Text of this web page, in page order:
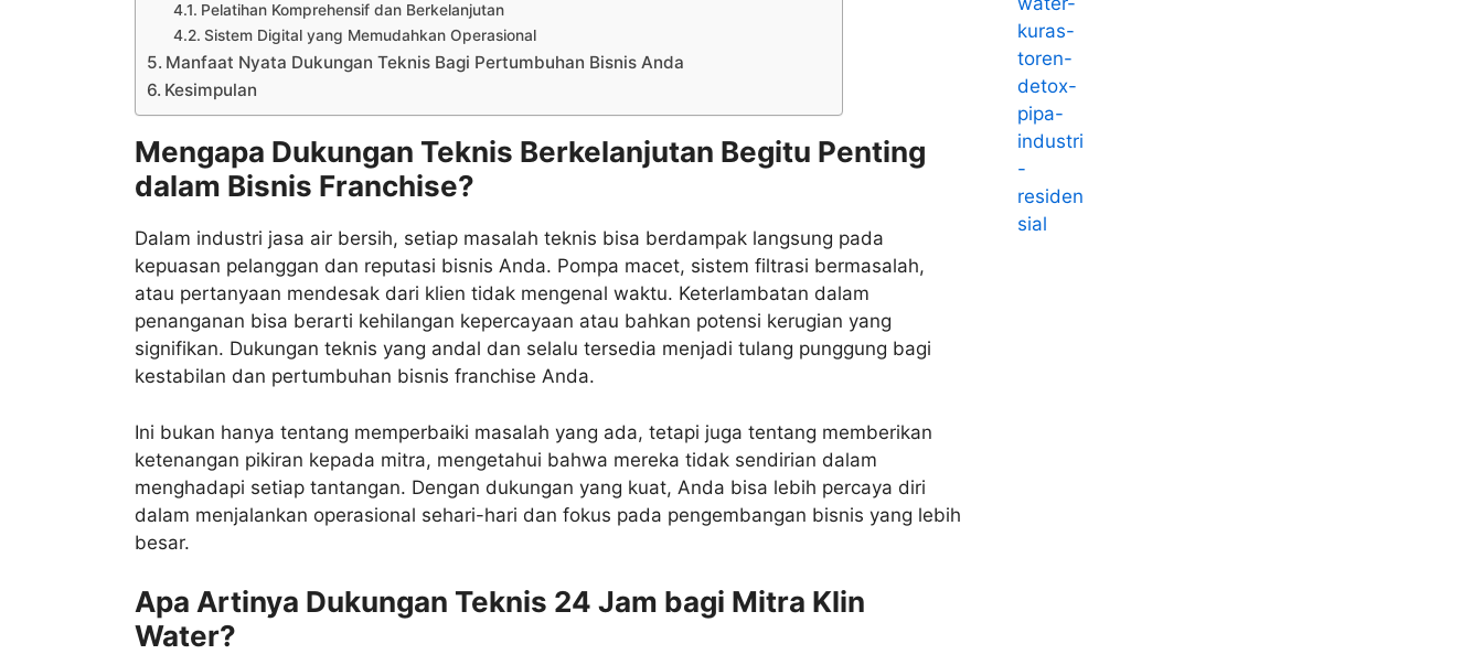
Pelatihan Komprehensif dan Berkelanjutan
Sistem Digital yang Memudahkan Operasional
Manfaat Nyata Dukungan Teknis Bagi Pertumbuhan Bisnis Anda
Kesimpulan
Mengapa Dukungan Teknis Berkelanjutan Begitu Penting
dalam Bisnis Franchise?
Dalam industri jasa air bersih, setiap masalah teknis bisa berdampak langsung pada
kepuasan pelanggan dan reputasi bisnis Anda. Pompa macet, sistem filtrasi bermasalah,
atau pertanyaan mendesak dari klien tidak mengenal waktu. Keterlambatan dalam
penanganan bisa berarti kehilangan kepercayaan atau bahkan potensi kerugian yang
signifikan. Dukungan teknis yang andal dan selalu tersedia menjadi tulang punggung bagi
kestabilan dan pertumbuhan bisnis franchise Anda.
Ini bukan hanya tentang memperbaiki masalah yang ada, tetapi juga tentang memberikan
ketenangan pikiran kepada mitra, mengetahui bahwa mereka tidak sendirian dalam
menghadapi setiap tantangan. Dengan dukungan yang kuat, Anda bisa lebih percaya diri
dalam menjalankan operasional sehari-hari dan fokus pada pengembangan bisnis yang lebih
besar.
Apa Artinya Dukungan Teknis 24 Jam bagi Mitra Klin
Water?